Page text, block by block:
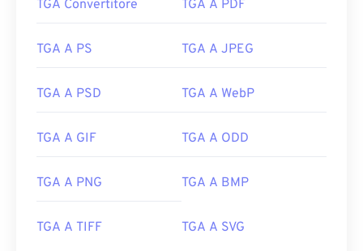
TGA Convertitore TGA A PDF
TGA A PS TGA A JPEG
TGA A PSD TGA A WebP
TGA A GIF TGA A ODD
TGA A PNG TGA A BMP
TGA A TIFF TGA A SVG